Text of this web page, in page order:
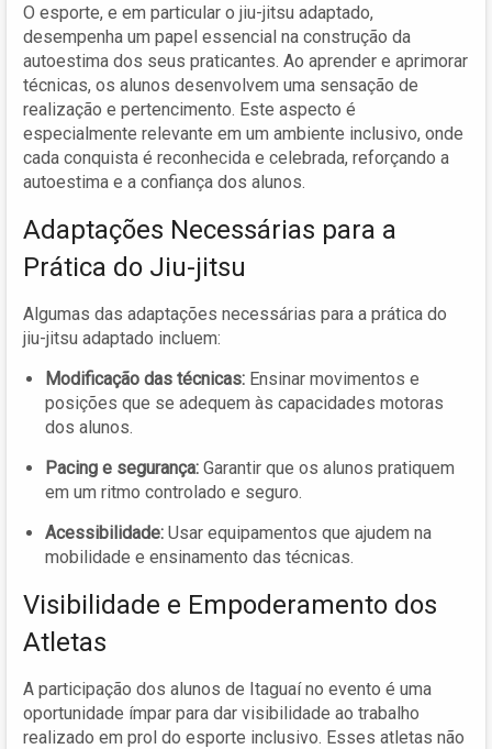
O esporte, e em particular o jiu-jitsu adaptado,
desempenha um papel essencial na construção da
autoestima dos seus praticantes. Ao aprender e aprimorar
técnicas, os alunos desenvolvem uma sensação de
realização e pertencimento. Este aspecto é
especialmente relevante em um ambiente inclusivo, onde
cada conquista é reconhecida e celebrada, reforçando a
autoestima e a confiança dos alunos.
Adaptações Necessárias para a
Prática do Jiu-jitsu
Algumas das adaptações necessárias para a prática do
jiu-jitsu adaptado incluem:
Modificação das técnicas: Ensinar movimentos e
posições que se adequem às capacidades motoras
dos alunos.
Pacing e segurança: Garantir que os alunos pratiquem
em um ritmo controlado e seguro.
Acessibilidade: Usar equipamentos que ajudem na
mobilidade e ensinamento das técnicas.
Visibilidade e Empoderamento dos
Atletas
A participação dos alunos de Itaguaí no evento é uma
oportunidade ímpar para dar visibilidade ao trabalho
realizado em prol do esporte inclusivo. Esses atletas não